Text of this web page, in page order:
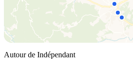
Autour de Indépendant